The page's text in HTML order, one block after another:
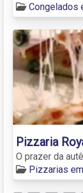
Congelados
Pizzaria
O prazer da
Pizzarias